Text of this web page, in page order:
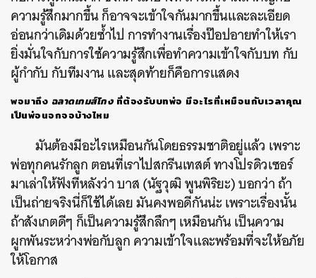
ความรู้สึกมากขึ้น ก็อาจจะเข้าใจกันมากขึ้นและละเอียด
อ่อนกว่าเดิมด้วยซ้ำไป การทำงานเรื่องป๊อปอายทำให้เรา
ยิ่งมั่นใจกับการใช้ความรู้สึกเพื่อทำความเข้าใจกับบท กับ
ผู้กำกับ กับทีมงาน และสุดท้ายก็คือการแสดง
พอมาถึง ฉลาดเกมส์โกงที่ต้องรับบทพ่อ มีอะไรที่เหมือนกับเวลาคุณ
เป็นพ่อนอกจอบ้างไหม
มันต้องมีอะไรเหมือนกันโดยธรรมชาติอยู่แล้ว เพราะ
พ่อทุกคนรักลูก ตอนที่เราไปสกรีนเทสต์ ทางโปรดิวเซอร์
มาเล่าให้ฟังทีหลังว่า บาส (นัฐวุฒิ พูนพิริยะ) บอกว่า ถ้า
เป็นถ่ายจริงนี่ก็ใช้ได้เลย มันคงพอดีกันน่ะ เพราะเรื่องนั้น
ถ้าสังเกตดีๆ ก็เป็นความรู้สึกลึกๆ เหมือนกัน เป็นความ
ผูกพันระหว่างพ่อกับลูก ความเข้าใจและพร้อมที่จะให้อภัย
ให้โอกาส